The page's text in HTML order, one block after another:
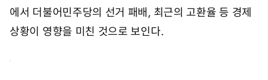
에서 더불어민주당의 선거 패배, 최근의 고환율 등 경제
상황이 영향을 미친 것으로 보인다.